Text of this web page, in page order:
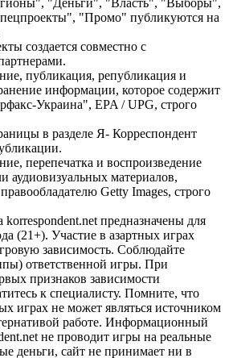
"Промо" публикуются на
создается совместно с
публикация, републикация и
информации, которое содержит
Украина", EPA / UPG, строго
в разделе Я- Корреспондент
перепечатка и воспроизведение
аудиовизуальных материалов,
Getty Images, строго
предназначены для
(21+). Участие в азартных играх
зависимость. Соблюдайте
ответственной игры. При
признаков зависимости
к специалисту. Помните, что
играх не может являться источником
работе. Информационный
не проводит игры на реальные
деньги, сайт не принимает ни в